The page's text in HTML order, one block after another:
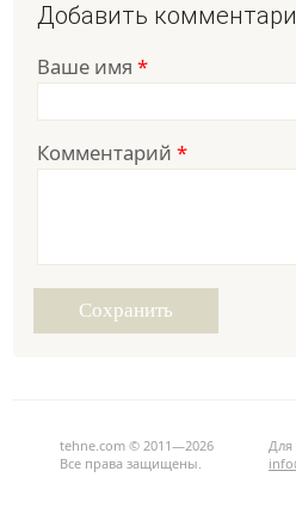
Добавить
Ваше имя *
Комментарий *
tehne.com © 2011—2026
Все права защищены.
Для